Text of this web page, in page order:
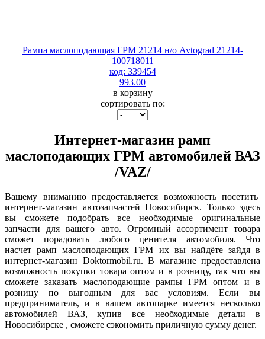
Рампа маслоподающая ГРМ 21214 н/о Avtograd 21214-
100718011
код: 339454
993.00
в корзину
сортировать по:
Интернет-магазин рамп
маслоподающих ГРМ автомобилей ВАЗ
/VAZ/
Вашему вниманию предоставляется возможность посетить
интернет-магазин автозапчастей Новосибирск. Только здесь
вы сможете подобрать все необходимые оригинальные
запчасти для вашего авто. Огромный ассортимент товара
сможет порадовать любого ценителя автомобиля. Что
насчет рамп маслоподающих ГРМ их вы найдёте зайдя в
интернет-магазин Doktormobil.ru. В магазине предоставлена
возможность покупки товара оптом и в розницу, так что вы
сможете заказать маслоподающие рампы ГРМ оптом и в
розницу по выгодным для вас условиям. Если вы
предприниматель, и в вашем автопарке имеется несколько
автомобилей ВАЗ, купив все необходимые детали в
Новосибирске , сможете сэкономить приличную сумму денег.